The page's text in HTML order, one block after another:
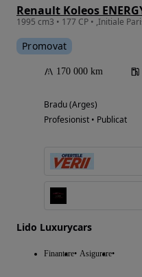
Promovat
170 000 km
Bradu (Arges)
Profesionist • Publicat
Lido Luxurycars
Finantare Asigurare